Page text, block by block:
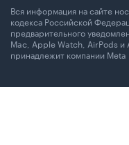
Вся информация на сайте
кодекса Российской
предварительного
Mac, Apple Watch, AirPods и
принадлежит компании